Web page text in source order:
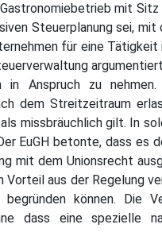
mit
Steuerplanung sei,
für eine
Anspruch zu
dem Streitzeitraum
missbräuchlich gilt. In
EuGH betonte, dass
mit dem Unionsrecht
aus der Regelung
können. Die
dass eine spezielle